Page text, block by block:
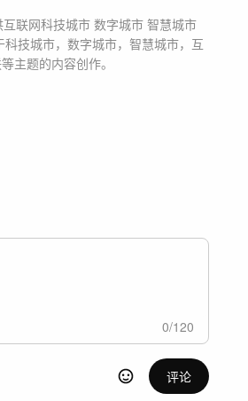
互联网科技城市 数字城市 智慧城市
科技城市，数字城市，智慧城市，互
主题的内容创作。
0/120
评论